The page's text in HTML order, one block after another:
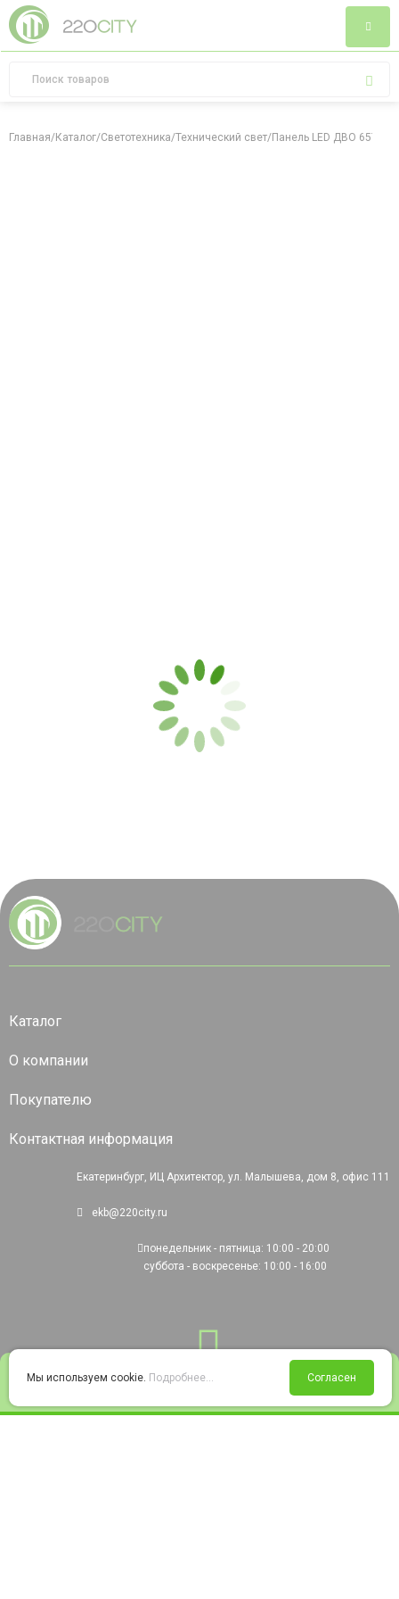
Войти Избранное Корзина
Главная/Каталог/Светотехника/Технический свет/Панель LED ДВО 6575
Каталог
О компании
Покупателю
Контактная информация
Екатеринбург, ИЦ Архитектор, ул. Малышева, дом 8, офис 111
ekb@220city.ru
понедельник - пятница: 10:00 - 20:00
суббота - воскресенье: 10:00 - 16:00
Мы используем cookie. Подробнее... Согласен